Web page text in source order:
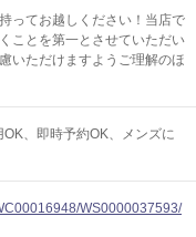
ってお越しください！当店で
ことを第一とさせていただい
いただけますようご理解のほ
OK 即時予約OK
メンズに
WS0000037593/